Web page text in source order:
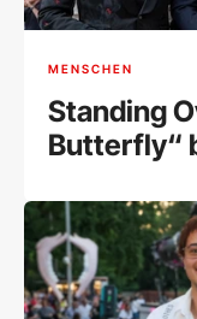
MENSCHEN
Standing
Butterfly“